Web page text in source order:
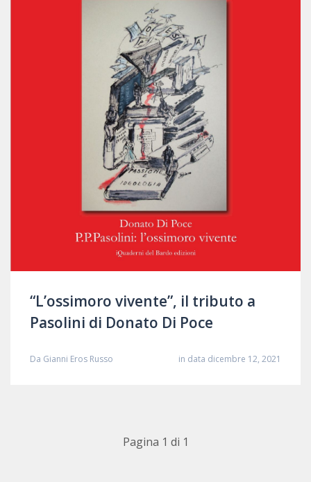
“L’ossimoro vivente”, il tributo a
Pasolini di Donato Di Poce
Da Gianni Eros Russo in data dicembre 12, 2021
Pagina 1 di 1